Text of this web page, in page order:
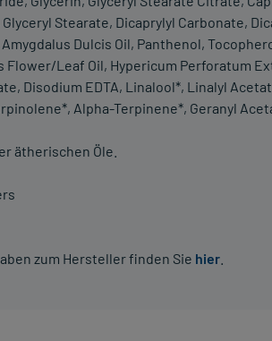
Stearate, Dicaprylyl Carbonate,
Dulcis Oil, Panthenol,
Flower/Leaf Oil, Hypericum Perforatum
Disodium EDTA, Linalool*, Linalyl
Alpha-Terpinene*, Geranyl
ätherischen Öle.
zum Hersteller finden Sie hier